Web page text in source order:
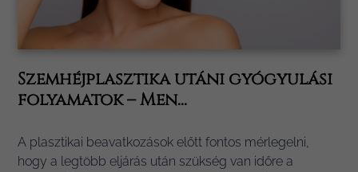
Szemhéjplasztika utáni gyógyulási
folyamatok – Men...
A plasztikai beavatkozások előtt fontos mérlegelni,
hogy a legtöbb eljárás után szükség van időre a